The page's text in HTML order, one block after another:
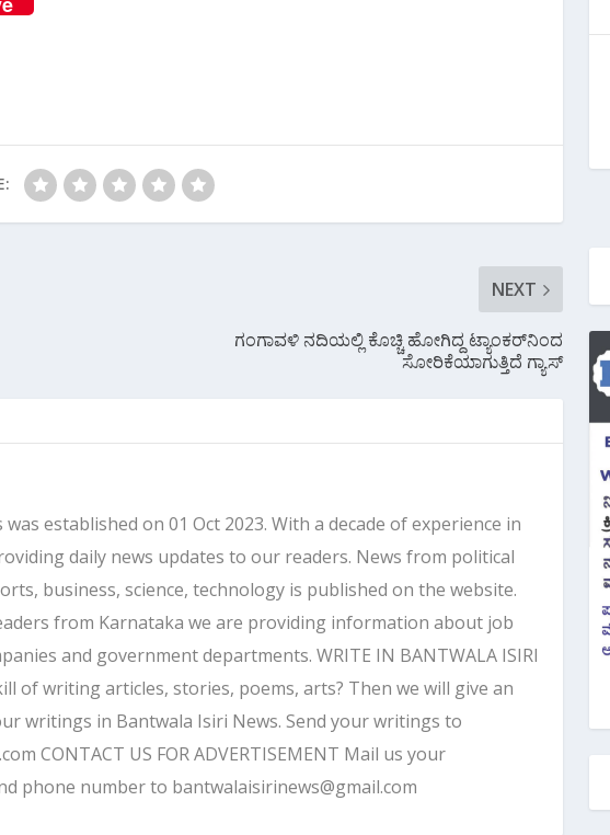
NEXT
ಗಂಗಾವಳಿ ನದಿಯಲ್ಲಿ ಕೊಚ್ಚಿ‌ ಹೋಗಿದ್ದ ಟ್ಯಾಂಕರ್‌ನಿಂದ
ಸೋರಿಕೆಯಾಗುತ್ತಿದೆ ಗ್ಯಾಸ್‌
established on 01 Oct 2023. With a decade of experience in
daily news updates to our readers. News from political
business, science, technology is published on the website.
from Karnataka we are providing information about job
and government departments. WRITE IN BANTWALA ISIRI
of writing articles, stories, poems, arts? Then we will give an
writings in Bantwala Isiri News. Send your writings to
CONTACT US FOR ADVERTISEMENT Mail us your
phone number to bantwalaisirinews@gmail.com